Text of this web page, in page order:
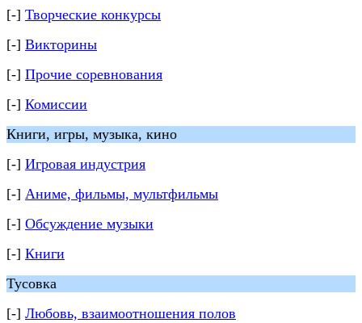
[-] Творческие конкурсы
[-] Викторины
[-] Прочие соревнования
[-] Комиссии
Книги, игры, музыка, кино
[-] Игровая индустрия
[-] Аниме, фильмы, мультфильмы
[-] Обсуждение музыки
[-] Книги
Тусовка
[-] Любовь, взаимоотношения полов